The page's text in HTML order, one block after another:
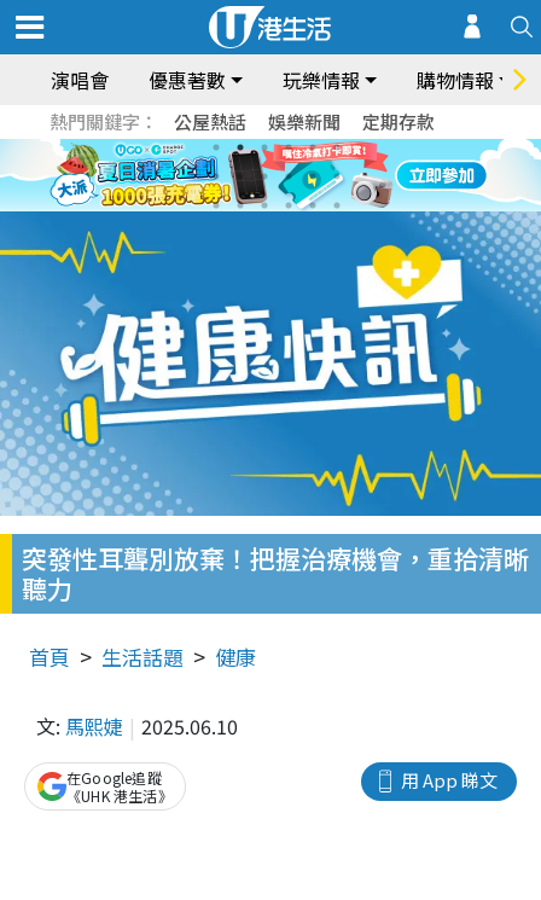
演唱會 優惠著數 玩樂情報 購物情報
熱門關鍵字： 公屋熱話 娛樂新聞 定期存款
突發性耳聾別放棄！把握治療機會，重拾清晰
聽力
首頁 生活話題 健康
文: 馬熙婕 2025.06.10
用 App 睇文
在Google追蹤
《UHK 港生活》